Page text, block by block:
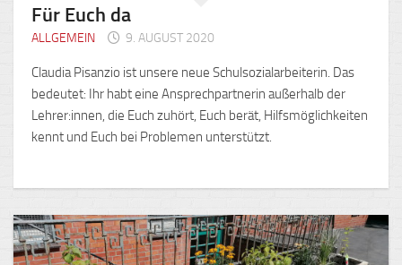
Für Euch da
ALLGEMEIN 9. AUGUST 2020
Claudia Pisanzio ist unsere neue Schulsozialarbeiterin. Das
bedeutet: Ihr habt eine Ansprechpartnerin außerhalb der
Lehrer:innen, die Euch zuhört, Euch berät, Hilfsmöglichkeiten
kennt und Euch bei Problemen unterstützt.